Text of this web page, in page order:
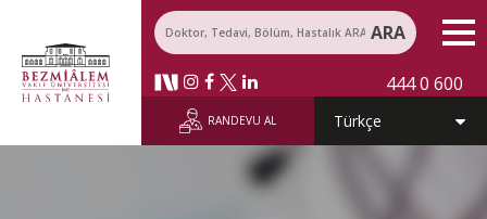
ARA
444 0 600
RANDEVU AL